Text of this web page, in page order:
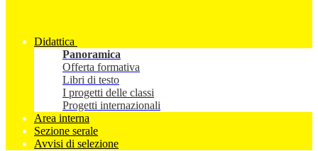
Didattica
Panoramica
Offerta formativa
Libri di testo
I progetti delle classi
Progetti internazionali
Area interna
Sezione serale
Avvisi di selezione